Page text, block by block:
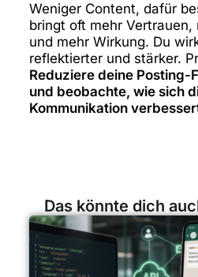
Weniger Content, dafür
bringt oft mehr Vertrauen,
und mehr Wirkung. Du
reflektierter und stärker.
Reduziere deine Posting-
und beobachte, wie sich
Kommunikation
Das könnte dich